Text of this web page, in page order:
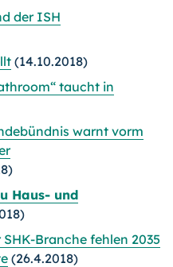
der ISH
(14.10.2018)
taucht in
warnt vorm
Haus- und
Branche fehlen 2035
(26.4.2018)